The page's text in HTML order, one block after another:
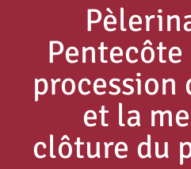
procession
et la
clôture du